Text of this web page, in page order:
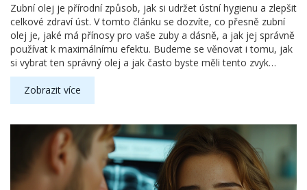
Zubní olej je přírodní způsob, jak si udržet ústní hygienu a zlepšit
celkové zdraví úst. V tomto článku se dozvíte, co přesně zubní
olej je, jaké má přínosy pro vaše zuby a dásně, a jak jej správně
používat k maximálnímu efektu. Budeme se věnovat i tomu, jak
si vybrat ten správný olej a jak často byste měli tento zvyk
zařadit do své denní rutiny.
Zobrazit více